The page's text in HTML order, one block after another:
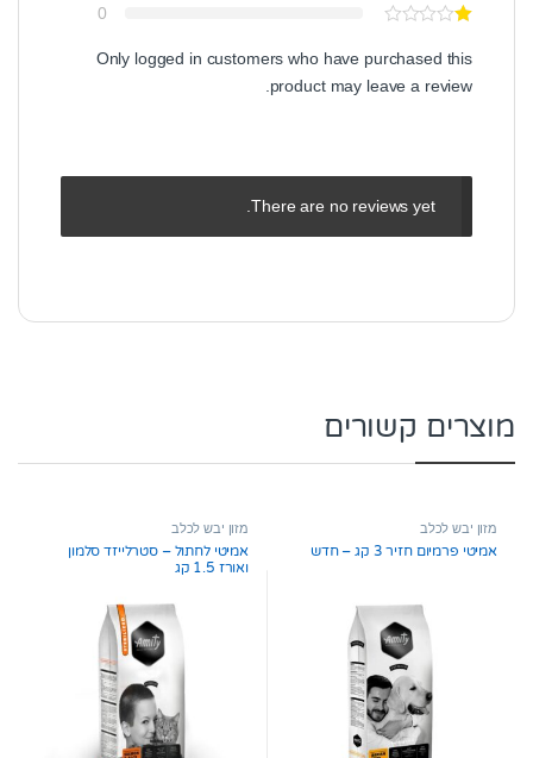
0
Only logged in customers who have purchased this
product may leave a review.
There are no reviews yet.
מוצרים קשורים
מזון יבש לכלב
אמיטי פרמיום חזיר 3 קג – חדש
מזון יבש לכלב
אמיטי לחתול – סטרלייזד סלמון
ואורז 1.5 קג